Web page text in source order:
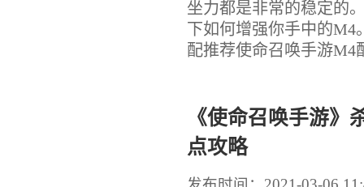
坐力都是非常的稳定的
下如何增强你手中的M4
配推荐使命召唤手游M4
《使命召唤手游》
点攻略